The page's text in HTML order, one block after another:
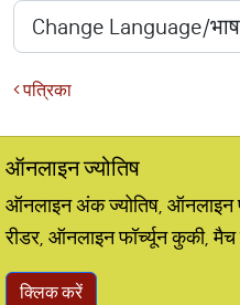
पत्रिका
ऑनलाइन ज्योतिष
ऑनलाइन अंक ज्योतिष, ऑनलाइन
रीडर, ऑनलाइन फॉर्च्यून कुकी,
क्लिक करें